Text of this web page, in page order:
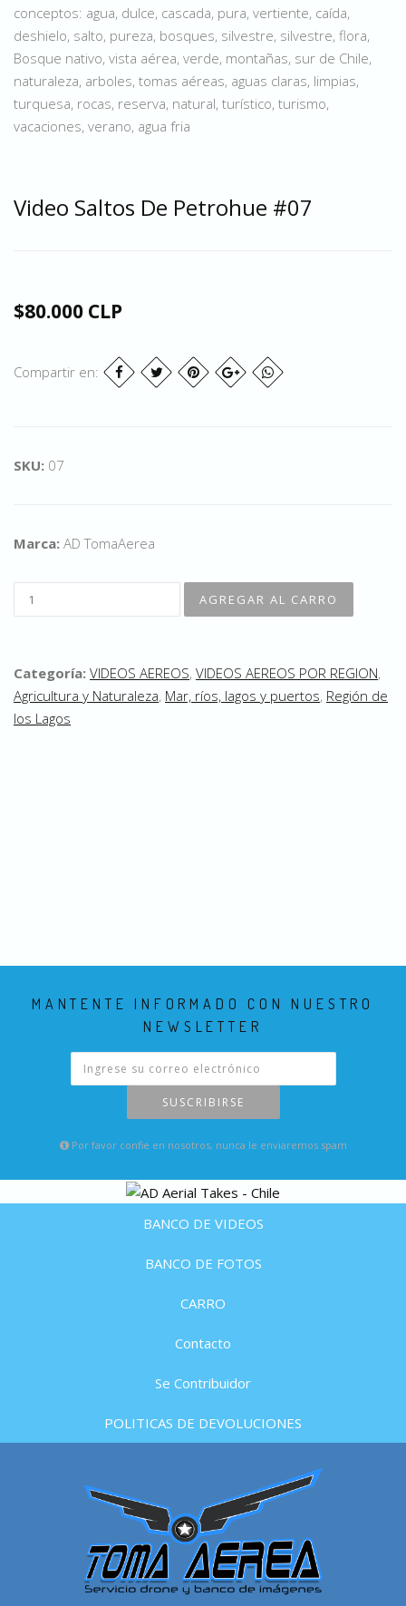
conceptos: agua, dulce, cascada, pura, vertiente, caída,
deshielo, salto, pureza, bosques, silvestre, silvestre, flora,
Bosque nativo, vista aérea, verde, montañas, sur de Chile,
naturaleza, arboles, tomas aéreas, aguas claras, limpias,
turquesa, rocas, reserva, natural, turístico, turismo,
vacaciones, verano, agua fria
Video Saltos De Petrohue #07
$80.000 CLP
Compartir en:
SKU: 07
Marca: AD TomaAerea
Categoría: VIDEOS AEREOS, VIDEOS AEREOS POR REGION,
Agricultura y Naturaleza, Mar, ríos, lagos y puertos, Región de
los Lagos
MANTENTE INFORMADO CON NUESTRO
NEWSLETTER
SUSCRIBIRSE
Por favor confie en nosotros, nunca le enviaremos spam
BANCO DE VIDEOS
BANCO DE FOTOS
CARRO
Contacto
Se Contribuidor
POLITICAS DE DEVOLUCIONES